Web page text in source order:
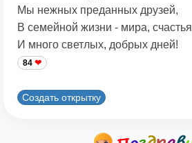
Мы нежных преданных друзей,
В семейной жизни - мира, счастья
И много светлых, добрых дней!
84
Создать открытку